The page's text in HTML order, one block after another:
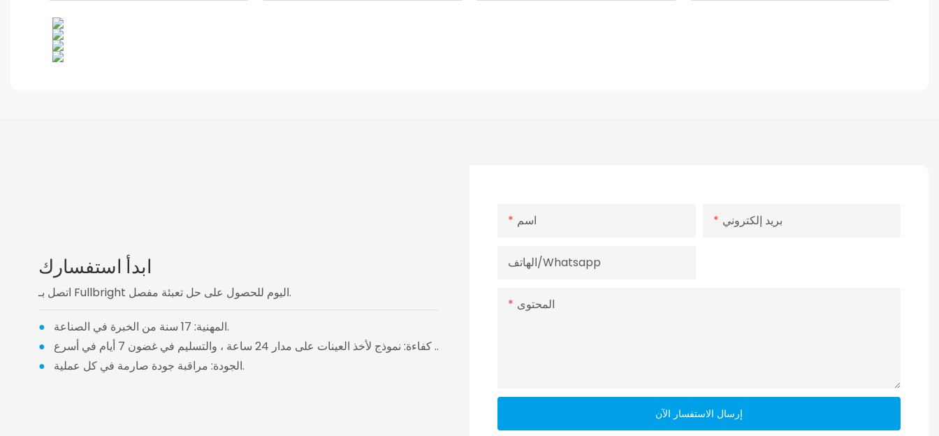
ابدأ استفسارك
اتصل بـ Fullbright اليوم للحصول على حل تعبئة مفصل.
●
المهنية: 17 سنة من الخبرة في الصناعة.
●
كفاءة: نموذج لأخذ العينات على مدار 24 ساعة ، والتسليم في غضون 7 أيام في أسرع ..
●
الجودة: مراقبة جودة صارمة في كل عملية.
اسم بريد إلكتروني
الهاتف/whatsapp
المحتوى
إرسال الاستفسار الآن